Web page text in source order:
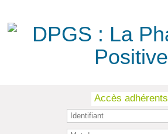
Accès adhérents